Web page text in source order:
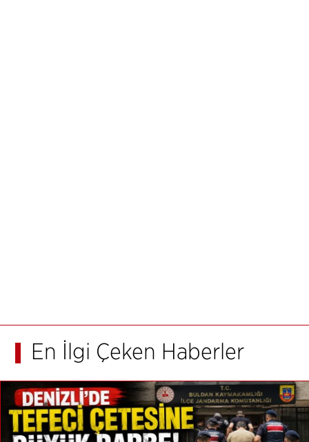
En İlgi Çeken Haberler